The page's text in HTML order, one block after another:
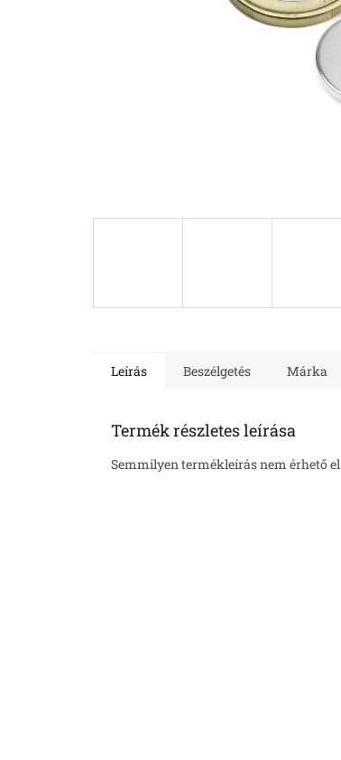
Leírás Beszélgetés Márka
Termék részletes leírása
Semmilyen termékleírás nem érhető el